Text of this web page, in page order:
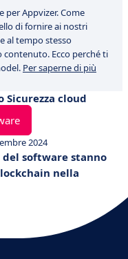
per Appvizer. Come
di fornire ai nostri
al tempo stesso
Ecco perché ti
Per saperne di più
cloud
2024
software stanno
nella